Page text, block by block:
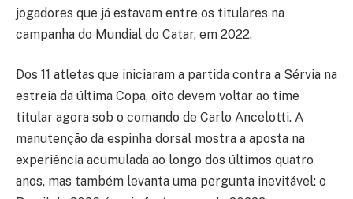
jogadores que já estavam entre os titulares na
campanha do Mundial do Catar, em 2022.
Dos 11 atletas que iniciaram a partida contra a Sérvia na
estreia da última Copa, oito devem voltar ao time
titular agora sob o comando de Carlo Ancelotti. A
manutenção da espinha dorsal mostra a aposta na
experiência acumulada ao longo dos últimos quatro
anos, mas também levanta uma pergunta inevitável: o